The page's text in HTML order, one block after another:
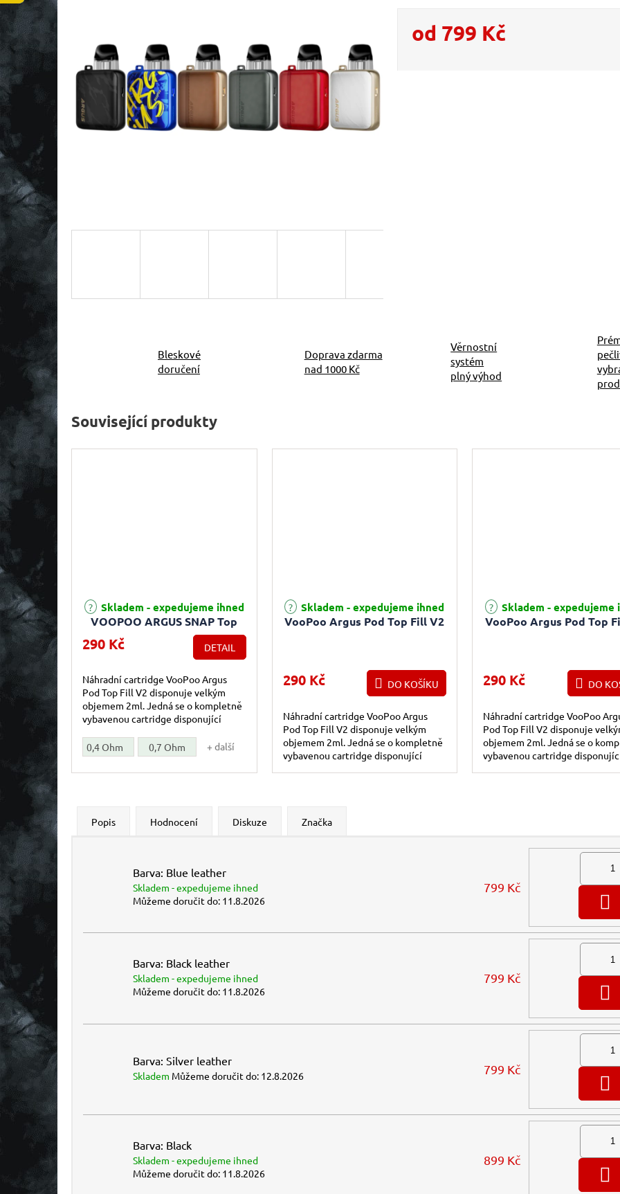
od 799 Kč
Bleskové
doručení
Doprava zdarma
nad 1000 Kč
Věrnostní
systém
plný výhod
Související produkty
VOOPOO ARGUS SNAP Top
Fill cartridge 2ml 3ks
Skladem - expedujeme ihned
290 Kč DETAIL
Náhradní cartridge VooPoo Argus
Pod Top Fill V2 disponuje velkým
objemem 2ml. Jedná se o kompletně
vybavenou cartridge disponující
pletivem...
0,4 Ohm 0,7 Ohm + další
VooPoo Argus Pod Top Fill V2
Skladem - expedujeme ihned
290 Kč DO KOŠÍKU
Náhradní cartridge VooPoo Argus
Pod Top Fill V2 disponuje velkým
objemem 2ml. Jedná se o kompletně
vybavenou cartridge disponující
VooPoo Argus Pod Top
Skladem - expedujeme
290 Kč DO
Náhradní cartridge VooPoo
Pod Top Fill V2 disponuje
objemem 2ml. Jedná se o
vybavenou cartridge
Popis Hodnocení Diskuze Značka
Barva: Blue leather
Skladem - expedujeme ihned
Můžeme doručit do: 11.8.2026
799 Kč
Barva: Black leather
Skladem - expedujeme ihned
Můžeme doručit do: 11.8.2026
799 Kč
Barva: Silver leather
Skladem Můžeme doručit do: 12.8.2026 799 Kč
Barva: Black
Skladem - expedujeme ihned
Můžeme doručit do: 11.8.2026
899 Kč